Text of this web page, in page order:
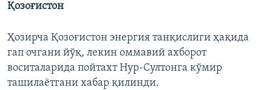
Қозоғистон
Ҳозирча Қозоғистон энергия танқислиги ҳақида
гап очгани йўқ, лекин оммавий ахборот
воситаларида пойтахт Нур-Султонга кўмир
ташилаётгани хабар қилинди.